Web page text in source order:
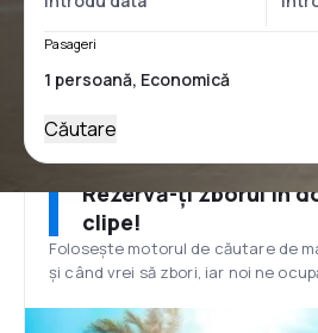
Pasageri
Căutare
Rezervă-ți zborul în
clipe!
Folosește motorul de căutare de
și când vrei să zbori, iar noi ne